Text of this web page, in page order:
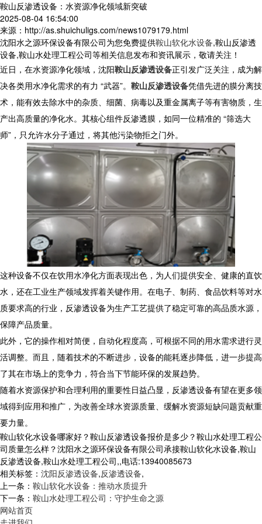
鞍山反渗透设备：水资源净化领域新突破
2025-08-04 16:54:00
来源：http://as.shuichuligs.com/news1079179.html
沈阳水之源环保设备有限公司为您免费提供鞍山软化水设备,鞍山反渗透
设备,鞍山水处理工程公司等相关信息发布和资讯展示，敬请关注！
近日，在水资源净化领域，沈阳鞍山反渗透设备正引发广泛关注，成为解
决各类用水净化需求的有力 “武器”。 鞍山反渗透设备凭借先进的膜分离技
术，能有效去除水中的杂质、细菌、病毒以及重金属离子等有害物质，生
产出高质量的净化水。其核心组件反渗透膜，如同一位精准的 “筛选大
师”，只允许水分子通过，将其他污染物拒之门外。
这种设备不仅在饮用水净化方面表现出色，为人们提供安全、健康的直饮
水，还在工业生产领域发挥着关键作用。在电子、制药、食品饮料等对水
质要求高的行业，反渗透设备为生产工艺提供了稳定可靠的高品质水源，
保障产品质量。
此外，它的操作相对简便，自动化程度高，可根据不同的用水需求进行灵
活调整。而且，随着技术的不断进步，设备的能耗逐步降低，进一步提高
了其在市场上的竞争力，符合当下节能环保的发展趋势。
随着水资源保护和合理利用的重要性日益凸显，反渗透设备有望在更多领
域得到应用和推广，为改善全球水资源质量、缓解水资源短缺问题贡献重
要力量。
鞍山软化水设备哪家好？鞍山反渗透设备报价是多少？鞍山水处理工程公
司质量怎么样？沈阳水之源环保设备有限公司承接鞍山软化水设备,鞍山
反渗透设备,鞍山水处理工程公司,,电话:13940085673
相关标签： 沈阳反渗透设备,反渗透设备,
上一条： 鞍山软化水设备：推动水质提升
下一条： 鞍山水处理工程公司：守护生命之源
网站首页